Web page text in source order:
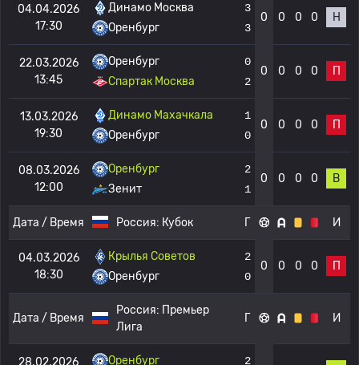
04.04.2026
17:30
Динамо Москва
Оренбург
3
3
0 0 0 0 Н
22.03.2026
13:45
Оренбург
Спартак Москва
0
2
0 0 0 0 П
13.03.2026
19:30
Динамо Махачкала
Оренбург
1
0
0 0 0 0 П
08.03.2026
12:00
Оренбург
Зенит
2
1
0 0 0 0 В
Дата / Время Россия: Кубок Г И
04.03.2026
18:30
Крылья Советов
Оренбург
2
0
0 0 0 0 П
Дата / Время
Россия: Премьер
Лига
Г И
28.02.2026 Оренбург 2